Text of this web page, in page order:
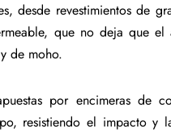
desde revestimientos de
que no deja que el
de moho.
por encimeras de
resistiendo el impacto y